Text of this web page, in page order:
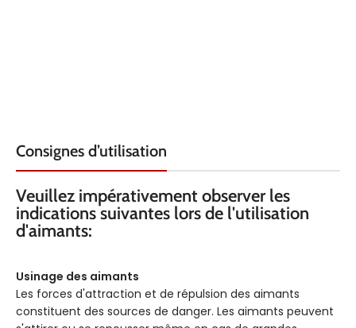
Consignes d’utilisation
Veuillez impérativement observer les
indications suivantes lors de l'utilisation
d'aimants:
Usinage des aimants
Les forces d'attraction et de répulsion des aimants
constituent des sources de danger. Les aimants peuvent